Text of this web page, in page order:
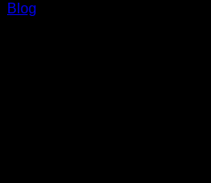
Blog